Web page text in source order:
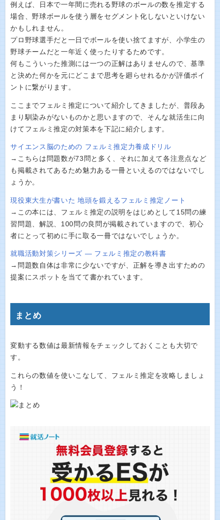
例えば、日本で一年間に売れる野球のボールの数を推定する
場合、野球ボールを使う層をセグメント化しないといけない
かもしれません。
プロ野球選手だと一日でボールを使い捨てますが、小学生の
野球チームだと一年近く使ったりするためです。
何もこういった推測には一つの正解はありませんので、基準
と決めた何かを元にどこまで思考を廻らせれるかが評価ポイ
ントに繋がります。
ここまでフェルミ推定について紹介してきましたが、普段あ
まり馴染みがないものかと思いますので、そんな就活生に向
けてフェルミ推定の対策本を下記に紹介します。
サイエンス脳のための フェルミ推定力養成ドリル
→こちらは問題数が73問と多く、それに加えて各注意点など
も掲載されてあるため魅力ある一冊といえるのではないでし
ょうか。
現役東大生が書いた 地頭を鍛えるフェルミ推定ノート
→この本には、フェルミ推定の説明をはじめとして15問の練
習問題、解説、100問の良問が掲載されていますので、初心
者にとって初めに手に取る一冊ではないでしょうか。
就職活動対策シリーズ ― フェルミ推定の教科書
→問題数自体は非常に少ないですが、正解を導き出すための
提案にスポットを当てて書かれています。
まとめ
変動する数値は最新情報をチェックしておくことも大切で
す。
これらの数値を使いこなして、フェルミ推定を攻略しましょ
う！